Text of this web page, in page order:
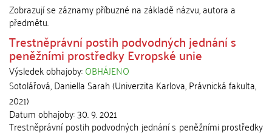
Zobrazují se záznamy příbuzné na základě názvu, autora a
předmětu.
Trestněprávní postih podvodných jednání s
peněžními prostředky Evropské unie
Výsledek obhajoby:OBHÁJENO
Sotolářová, Daniella Sarah(Univerzita Karlova, Právnická fakulta,
2021)
Datum obhajoby:30. 9. 2021
Trestněprávní postih podvodných jednání s peněžními prostředky